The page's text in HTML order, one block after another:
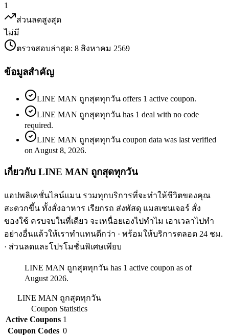
1
ส่วนลดสูงสุด
ไม่มี
ตรวจสอบล่าสุด: 8 สิงหาคม 2569
ข้อมูลสำคัญ
LINE MAN ถูกสุดทุกวัน offers 1 active coupon.
LINE MAN ถูกสุดทุกวัน has 1 deal with no code
required.
LINE MAN ถูกสุดทุกวัน coupon data was last verified
on August 8, 2026.
เกี่ยวกับ LINE MAN ถูกสุดทุกวัน
แอปพลิเคชั่นไลน์แมน รวมทุกบริการที่จะทำให้ชีวิตของคุณ
สะดวกขึ้น ทั้งสั่งอาหาร เรียกรถ ส่งพัสดุ แมสเซนเจอร์ สั่ง
ของใช้ ครบจบในที่เดียว จะเหนื่อยเองไปทำไม เอาเวลาไปทำ
อย่างอื่นแล้วให้เราทำแทนดีกว่า · พร้อมให้บริการตลอด 24 ชม.
· ส่วนลดและโปรโมชั่นพิเศษเพียบ
LINE MAN ถูกสุดทุกวัน has 1 active coupon as of
August 2026.
LINE MAN ถูกสุดทุกวัน
Coupon Statistics
Active Coupons 1
Coupon Codes 0